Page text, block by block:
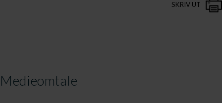
SKRIV UT
Medieomtale